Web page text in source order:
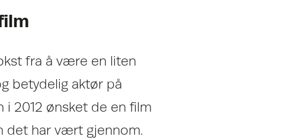
fra å være en liten
betydelig aktør på
2012 ønsket de en film
det har vært gjennom.